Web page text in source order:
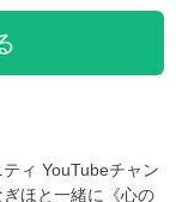
ィ YouTubeチャン
ほと一緒に《心の